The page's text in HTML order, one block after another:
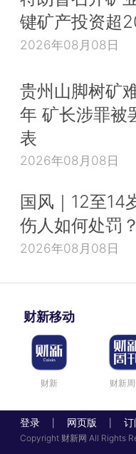
键矿产投资超
2026年08月08日
贵州山脚树矿
年 矿长涉罪被
表
2026年08月08日
国风｜12至14
伤人如何处罚？
2026年08月08日
财新移动
财新 财新
登录 网页版 订
Copyright 财新网 All Rights